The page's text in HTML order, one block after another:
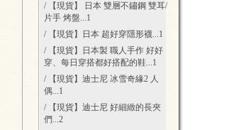
/ 【現貨】 日本 雙層不鏽鋼 雙耳/
片手 烤盤...1
/ 【現貨】日本 超好穿隱形襪...1
/ 【現貨】日本製 職人手作 好好
穿、每日穿搭都好搭配的鞋...1
/ 【現貨】迪士尼 冰雪奇緣2 人
偶...1
/ 【現貨】迪士尼 好細緻的長夾
們...2